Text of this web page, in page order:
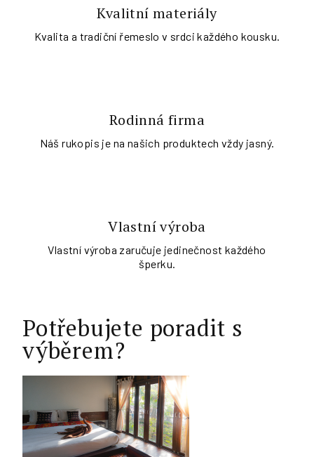
Kvalitní materiály
Kvalita a tradiční řemeslo v srdci každého kousku.
Rodinná firma
Náš rukopis je na našich produktech vždy jasný.
Vlastní výroba
Vlastní výroba zaručuje jedinečnost každého
šperku.
Potřebujete poradit s
výběrem?